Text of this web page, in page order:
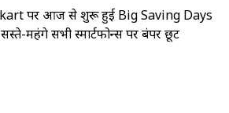
पर आज से शुरू हुई Big Saving Days
महंगे सभी स्मार्टफोन्स पर बंपर छूट